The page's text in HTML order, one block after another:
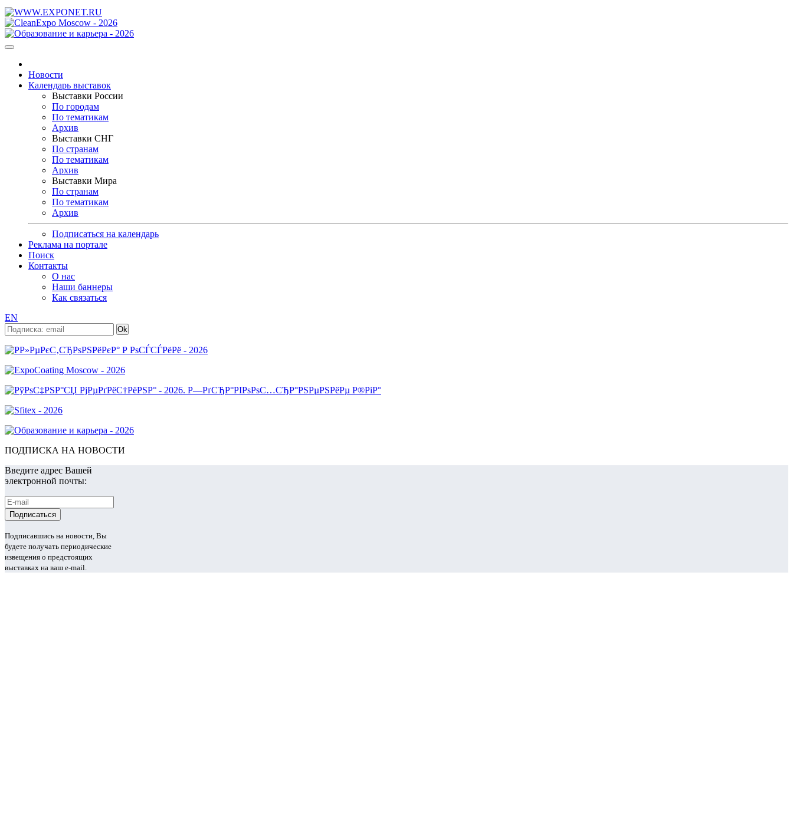
Новости
Календарь выставок
Выставки России
По городам
По тематикам
Архив
Выставки СНГ
По странам
По тематикам
Архив
Выставки Мира
По странам
По тематикам
Архив
Подписаться на календарь
Реклама на портале
Поиск
Контакты
О нас
Наши баннеры
Как связаться
EN
ПОДПИСКА НА НОВОСТИ
Введите адрес Вашей
электронной почты:
Подписавшись на новости, Вы
будете получать периодические
извещения о предстоящих
выставках на ваш e-mail.